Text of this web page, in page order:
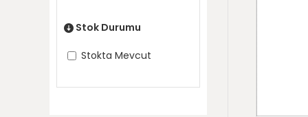
Stok Durumu
Stokta Mevcut